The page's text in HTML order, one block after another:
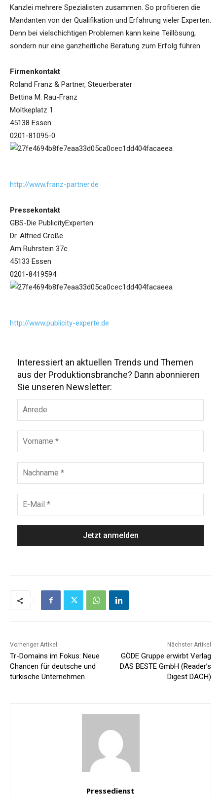
Kanzlei mehrere Spezialisten zusammen. So profitieren die
Mandanten von der Qualifikation und Erfahrung vieler Experten.
Denn bei vielschichtigen Problemen kann keine Teillösung,
sondern nur eine ganzheitliche Beratung zum Erfolg führen.
Firmenkontakt
Roland Franz & Partner, Steuerberater
Bettina M. Rau-Franz
Moltkeplatz 1
45138 Essen
0201-81095-0
http://www.franz-partner.de
Pressekontakt
GBS-Die PublicityExperten
Dr. Alfried Große
Am Ruhrstein 37c
45133 Essen
0201-8419594
http://www.publicity-experte.de
Interessiert an aktuellen Trends und Themen
aus der Produktionsbranche? Dann abonnieren
Sie unseren Newsletter:
Vorheriger Artikel
Tr-Domains im Fokus: Neue
Chancen für deutsche und
türkische Unternehmen
Nächster Artikel
GÖDE Gruppe erwirbt Verlag
DAS BESTE GmbH (Reader’s
Digest DACH)
Pressedienst